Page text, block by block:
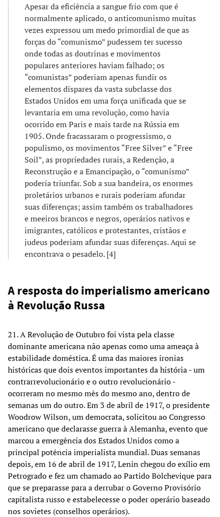
Apesar da eficiência a sangue frio com que é
normalmente aplicado, o anticomunismo muitas
vezes expressou um medo primordial de que as
forças do “comunismo” pudessem ter sucesso
onde todas as doutrinas e movimentos
populares anteriores haviam falhado; os
“comunistas” poderiam apenas fundir os
elementos díspares da vasta subclasse dos
Estados Unidos em uma força unificada que se
levantaria em uma revolução, como havia
ocorrido em Paris e mais tarde na Rússia em
1905. Onde fracassaram o progressismo, o
populismo, os movimentos “Free Silver” e “Free
Soil”, as propriedades rurais, a Redenção, a
Reconstrução e a Emancipação, o “comunismo”
poderia triunfar. Sob a sua bandeira, os enormes
proletários urbanos e rurais poderiam afundar
suas diferenças; assim também os trabalhadores
e meeiros brancos e negros, operários nativos e
imigrantes, católicos e protestantes, cristãos e
judeus poderiam afundar suas diferenças. Aqui se
encontrava o pesadelo. [4]
A resposta do imperialismo americano
à Revolução Russa
21. A Revolução de Outubro foi vista pela classe
dominante americana não apenas como uma ameaça à
estabilidade doméstica. É uma das maiores ironias
históricas que dois eventos importantes da história - um
contrarrevolucionário e o outro revolucionário -
ocorreram no mesmo mês do mesmo ano, dentro de
semanas um do outro. Em 3 de abril de 1917, o presidente
Woodrow Wilson, um democrata, solicitou ao Congresso
americano que declarasse guerra à Alemanha, evento que
marcou a emergência dos Estados Unidos como a
principal potência imperialista mundial. Duas semanas
depois, em 16 de abril de 1917, Lenin chegou do exílio em
Petrogrado e fez um chamado ao Partido Bolchevique para
que se preparasse para a derrubar o Governo Provisório
capitalista russo e estabelecesse o poder operário baseado
nos sovietes (conselhos operários).